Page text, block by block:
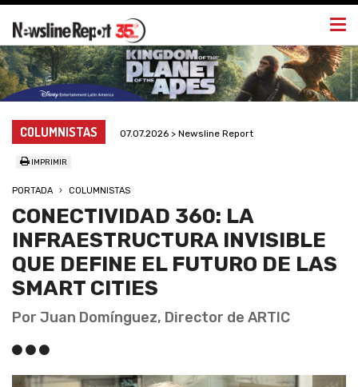
COLUMNISTAS 07.07.2026 > Newsline Report
IMPRIMIR
PORTADA COLUMNISTAS
CONECTIVIDAD 360: LA
INFRAESTRUCTURA INVISIBLE
QUE DEFINE EL FUTURO DE LAS
SMART CITIES
Por Juan Domínguez, Director de ARTIC